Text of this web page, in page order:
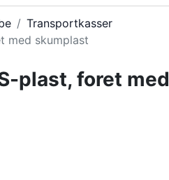
Transportkasser
med skumplast
plast, foret med